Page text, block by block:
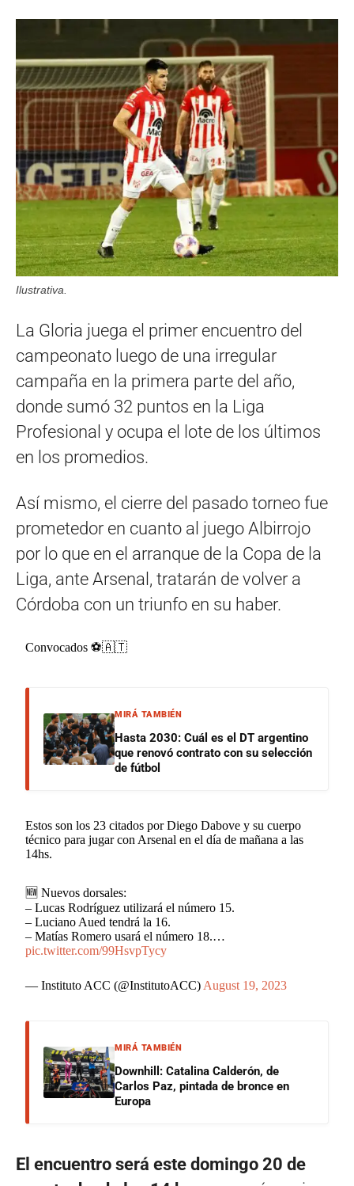
Ilustrativa.
La Gloria juega el primer encuentro del
campeonato luego de una irregular
campaña en la primera parte del año,
donde sumó 32 puntos en la Liga
Profesional y ocupa el lote de los últimos
en los promedios.
Así mismo, el cierre del pasado torneo fue
prometedor en cuanto al juego Albirrojo
por lo que en el arranque de la Copa de la
Liga, ante Arsenal, tratarán de volver a
Córdoba con un triunfo en su haber.
Convocados ⚽️🇦🇹
MIRÁ TAMBIÉN
Hasta 2030: Cuál es el DT argentino
que renovó contrato con su selección
de fútbol
Estos son los 23 citados por Diego Dabove y su cuerpo
técnico para jugar con Arsenal en el día de mañana a las
14hs.
🆕 Nuevos dorsales:
– Lucas Rodríguez utilizará el número 15.
– Luciano Aued tendrá la 16.
– Matías Romero usará el número 18.…
pic.twitter.com/99HsvpTycy
— Instituto ACC (@InstitutoACC) August 19, 2023
MIRÁ TAMBIÉN
Downhill: Catalina Calderón, de
Carlos Paz, pintada de bronce en
Europa
El encuentro será este domingo 20 de